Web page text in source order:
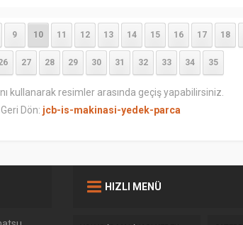
9 10 11 12 13 14 15 16 17 18
27 28 29 30 31 32 33 34 35
kullanarak resimler arasında geçiş yapabilirsiniz.
Dön: jcb-is-makinasi-yedek-parca
HIZLI MENÜ